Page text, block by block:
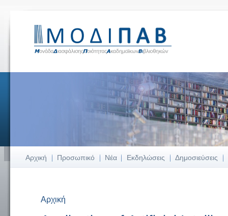
Αρχική Προσωπικό Νέα Εκδηλώσεις Δημοσιεύσεις
Είστε εδώ
Αρχική